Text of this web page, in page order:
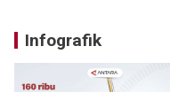
Infografik